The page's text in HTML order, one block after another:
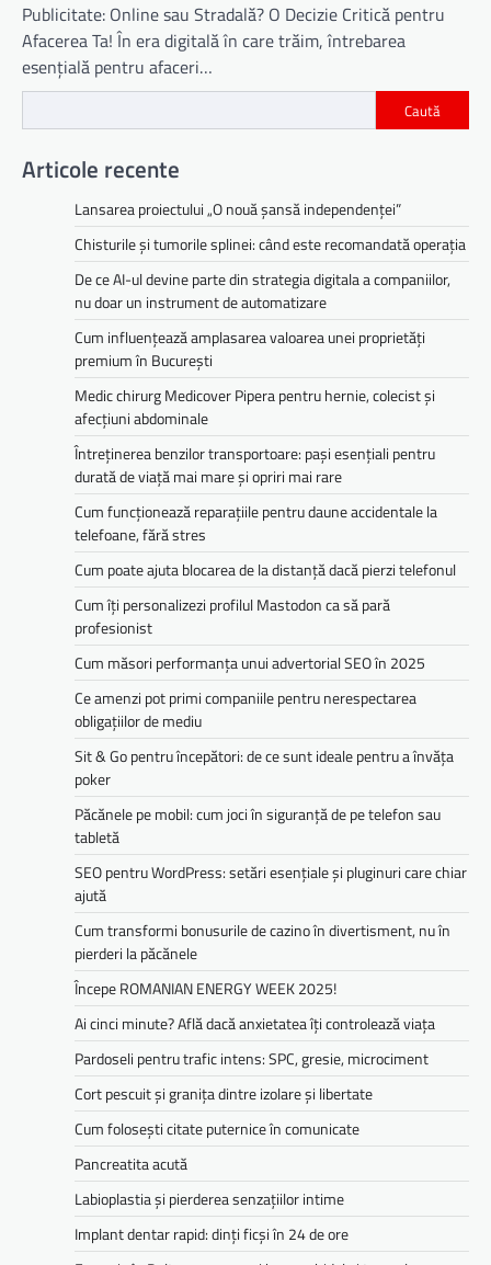
Publicitate: Online sau Stradală? O Decizie Critică pentru
Afacerea Ta! În era digitală în care trăim, întrebarea
esențială pentru afaceri…
Caută
Articole recente
Lansarea proiectului „O nouă șansă independenței”
Chisturile și tumorile splinei: când este recomandată operația
De ce AI-ul devine parte din strategia digitala a companiilor,
nu doar un instrument de automatizare
Cum influențează amplasarea valoarea unei proprietăți
premium în București
Medic chirurg Medicover Pipera pentru hernie, colecist și
afecțiuni abdominale
Întreținerea benzilor transportoare: pași esențiali pentru
durată de viață mai mare și opriri mai rare
Cum funcționează reparațiile pentru daune accidentale la
telefoane, fără stres
Cum poate ajuta blocarea de la distanță dacă pierzi telefonul
Cum îți personalizezi profilul Mastodon ca să pară
profesionist
Cum măsori performanța unui advertorial SEO în 2025
Ce amenzi pot primi companiile pentru nerespectarea
obligațiilor de mediu­­
Sit & Go pentru începători: de ce sunt ideale pentru a învăța
poker
Păcănele pe mobil: cum joci în siguranță de pe telefon sau
tabletă
SEO pentru WordPress: setări esențiale și pluginuri care chiar
ajută
Cum transformi bonusurile de cazino în divertisment, nu în
pierderi la păcănele
Începe ROMANIAN ENERGY WEEK 2025!
Ai cinci minute? Află dacă anxietatea îți controlează viața
Pardoseli pentru trafic intens: SPC, gresie, microciment
Cort pescuit și granița dintre izolare și libertate
Cum folosești citate puternice în comunicate
Pancreatita acută
Labioplastia și pierderea senzațiilor intime
Implant dentar rapid: dinți ficși în 24 de ore